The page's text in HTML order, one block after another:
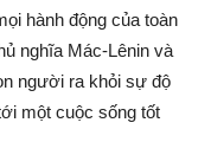
hành động của toàn
nghĩa Mác-Lênin và
người ra khỏi sự độ
một cuộc sống tốt